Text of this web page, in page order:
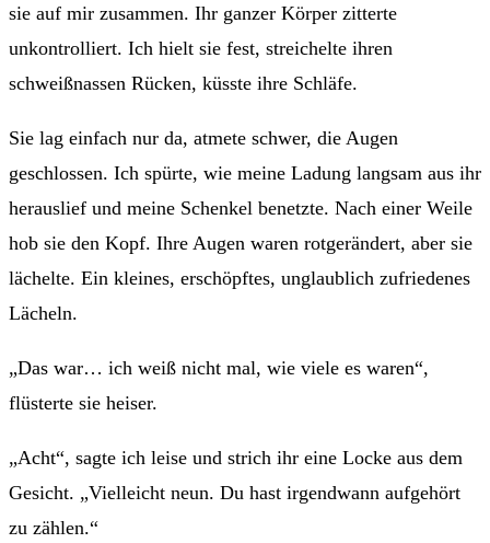
sie auf mir zusammen. Ihr ganzer Körper zitterte
unkontrolliert. Ich hielt sie fest, streichelte ihren
schweißnassen Rücken, küsste ihre Schläfe.
Sie lag einfach nur da, atmete schwer, die Augen
geschlossen. Ich spürte, wie meine Ladung langsam aus ihr
herauslief und meine Schenkel benetzte. Nach einer Weile
hob sie den Kopf. Ihre Augen waren rotgerändert, aber sie
lächelte. Ein kleines, erschöpftes, unglaublich zufriedenes
Lächeln.
„Das war… ich weiß nicht mal, wie viele es waren“,
flüsterte sie heiser.
„Acht“, sagte ich leise und strich ihr eine Locke aus dem
Gesicht. „Vielleicht neun. Du hast irgendwann aufgehört
zu zählen.“